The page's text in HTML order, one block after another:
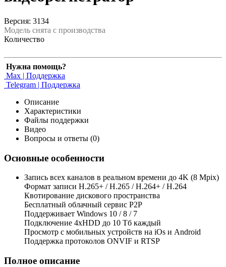
Версия: 3134
Модель снята с производства
Количество
Нужна помощь?
Max | Поддержка
Telegram | Поддержка
Описание
Характеристики
Файлы поддержки
Видео
Вопросы и ответы (0)
Основные особенности
Запись всех каналов в реальном времени до 4K (8 Mpix)
Формат записи H.265+ / H.265 / H.264+ / H.264
Квотирование дискового пространства
Бесплатный облачный сервис Р2Р
Поддерживает Windows 10 / 8 / 7
Подключение 4xHDD до 10 Тб каждый
Просмотр с мобильных устройств на iOs и Android
Поддержка протоколов ONVIF и RTSP
Полное описание